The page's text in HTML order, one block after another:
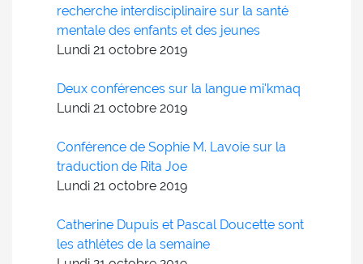
recherche interdisciplinaire sur la santé
mentale des enfants et des jeunes
Lundi 21 octobre 2019
Deux conférences sur la langue mi'kmaq
Lundi 21 octobre 2019
Conférence de Sophie M. Lavoie sur la
traduction de Rita Joe
Lundi 21 octobre 2019
Catherine Dupuis et Pascal Doucette sont
les athlètes de la semaine